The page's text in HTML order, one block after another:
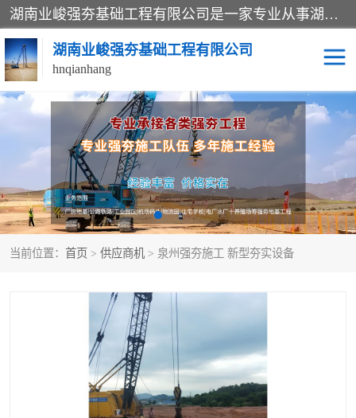
湖南业峻强夯基础工程有限公司是一家专业从事湖南强夯基础工程、强夯机租赁，地基处理的施工单位。业务覆盖：湖南、广东，江西等地。可承接1000KN.m-25000KN.m强夯（置换）工程。公司创始人是国内较早期从事强夯施工的建设者，经过多年的一步一个脚印的发展，在行业内具有较高的度和良好的口碑。
湖南业峻强夯基础工程有限公司
hnqianhang
当前位置： 首页 > 供应商机 > 泉州强夯施工 新型夯实设备
强夯施工案例 强夯机租赁
强夯施工工程 强夯施工队伍
强夯队伍